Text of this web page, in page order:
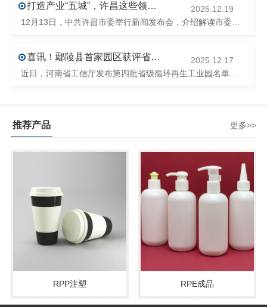
打造产业“五城”，许昌这些领域将迎来大发展！
2025.12.19
喜讯！鄢陵县首家园区获评省级循环再生工业园
2025.12.17
推荐产品 更多>>
RPP注塑 RPE成品